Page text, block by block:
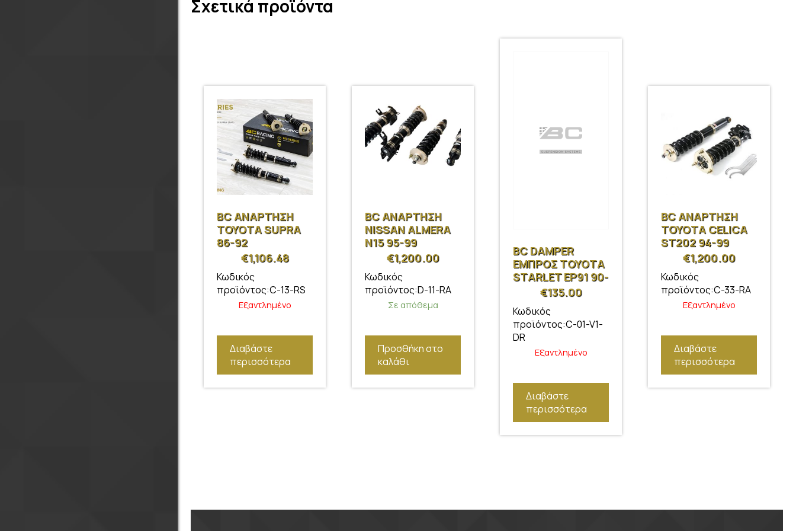
Σχετικά προϊόντα
BC ΑΝΑΡΤΗΣΗ
TOYOTA SUPRA
86-92
€1,106.48
Κωδικός
προϊόντος:C-13-RS
Εξαντλημένο
Διαβάστε
περισσότερα
BC ΑΝΑΡΤΗΣΗ
NISSAN ALMERA
N15 95-99
€1,200.00
Κωδικός
προϊόντος:D-11-RA
Σε απόθεμα
Προσθήκη στο
καλάθι
BC DAMPER
ΕΜΠΡΟΣ TOYOTA
STARLET EP91 90-
€135.00
Κωδικός
προϊόντος:C-01-V1-
DR
Εξαντλημένο
Διαβάστε
περισσότερα
BC ΑΝΑΡΤΗΣΗ
ΤΟΥΟΤΑ CELICA
ST202 94-99
€1,200.00
Κωδικός
προϊόντος:C-33-RA
Εξαντλημένο
Διαβάστε
περισσότερα